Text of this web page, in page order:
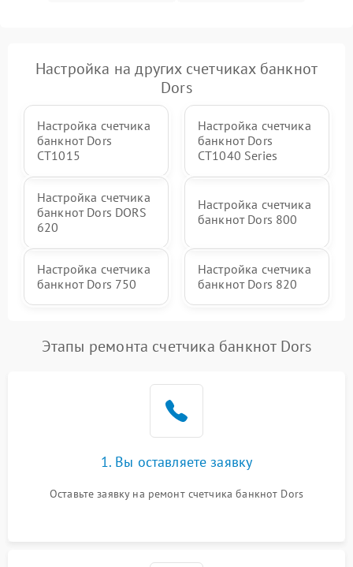
Настройка на других счетчиках банкнот
Dors
Настройка счетчика
банкнот Dors
CT1015
Настройка счетчика
банкнот Dors
CT1040 Series
Настройка счетчика
банкнот Dors DORS
620
Настройка счетчика
банкнот Dors 800
Настройка счетчика
банкнот Dors 750
Настройка счетчика
банкнот Dors 820
Этапы ремонта счетчика банкнот Dors
1. Вы оставляете заявку
Оставьте заявку на ремонт счетчика банкнот Dors